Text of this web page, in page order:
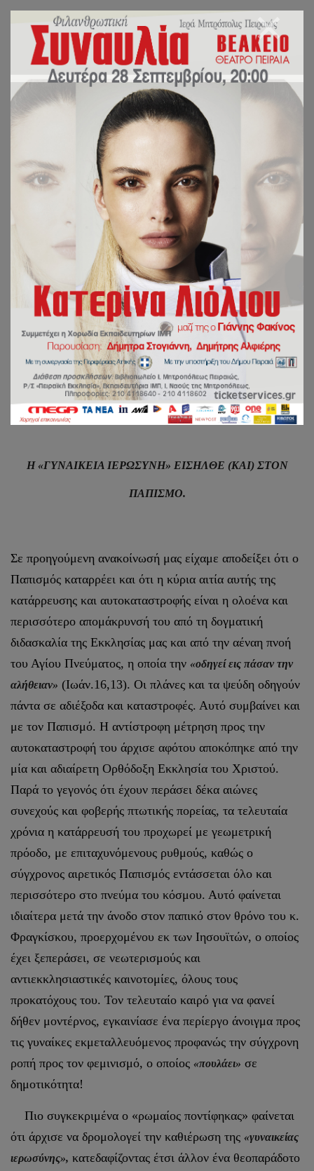
Η «ΓΥΝΑΙΚΕΙΑ
ΙΕΡΩΣΥΝΗ» ΕΙΣΗΛΘΕ
(ΚΑΙ) ΣΤΟΝ
ΠΑΠΙΣΜΟ.
ΙΕΡΑ ΜΗΤΡΟΠΟΛΙΣ ΠΕΙΡΑΙΩΣ
ΓΡΑΦΕΙΟ ΕΠΙ ΤΩΝ ΑΙΡΕΣΕΩΝ ΚΑΙ ΤΩΝ
ΠΑΡΑΘΡΗΣΚΕΙΩΝ
Εν Πειραιεί τη 18η Απριλίου 2022
Η «ΓΥΝΑΙΚΕΙΑ ΙΕΡΩΣΥΝΗ» ΕΙΣΗΛΘΕ (ΚΑΙ) ΣΤΟΝ
ΠΑΠΙΣΜΟ.
Σε προηγούμενη ανακοίνωσή μας είχαμε αποδείξει ότι ο
Παπισμός καταρρέει και ότι η κύρια αιτία αυτής της
κατάρρευσης και αυτοκαταστροφής είναι η ολοένα και
περισσότερο απομάκρυνσή του από τη δογματική
διδασκαλία της Εκκλησίας μας και από την αέναη πνοή
του Αγίου Πνεύματος, η οποία την «οδηγεί εις πάσαν την
αλήθειαν» (Ιωάν.16,13). Οι πλάνες και τα ψεύδη οδηγούν
πάντα σε αδιέξοδα και καταστροφές. Αυτό συμβαίνει και
με τον Παπισμό. Η αντίστροφη μέτρηση προς την
αυτοκαταστροφή του άρχισε αφότου αποκόπηκε από την
μία και αδιαίρετη Ορθόδοξη Εκκλησία του Χριστού.
Παρά το γεγονός ότι έχουν περάσει δέκα αιώνες
συνεχούς και φοβερής πτωτικής πορείας, τα τελευταία
χρόνια η κατάρρευσή του προχωρεί με γεωμετρική
πρόοδο, με επιταχυνόμενους ρυθμούς, καθώς ο
σύγχρονος αιρετικός Παπισμός εντάσσεται όλο και
περισσότερο στο πνεύμα του κόσμου. Αυτό φαίνεται
ιδιαίτερα μετά την άνοδο στον παπικό στον θρόνο του κ.
Φραγκίσκου, προερχομένου εκ των Ιησουϊτών, ο οποίος
έχει ξεπεράσει, σε νεωτερισμούς και
αντιεκκλησιαστικές καινοτομίες, όλους τους
προκατόχους του. Τον τελευταίο καιρό για να φανεί
δήθεν μοντέρνος, εγκαινίασε ένα περίεργο άνοιγμα προς
τις γυναίκες εκμεταλλευόμενος προφανώς την σύγχρονη
ροπή προς τον φεμινισμό, ο οποίος «πουλάει» σε
δημοτικότητα!
Πιο συγκεκριμένα ο «ρωμαίος ποντίφηκας» φαίνεται
ότι άρχισε να δρομολογεί την καθιέρωση της «γυναικείας
ιερωσύνης», κατεδαφίζοντας έτσι άλλον ένα θεοπαράδοτο